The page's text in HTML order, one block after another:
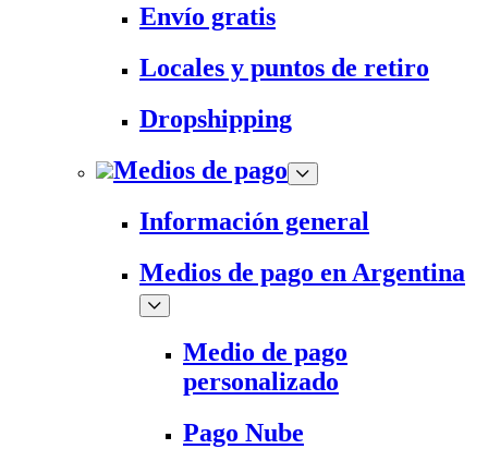
Envío gratis
Locales y puntos de retiro
Dropshipping
Medios de pago
Información general
Medios de pago en Argentina
Medio de pago
personalizado
Pago Nube